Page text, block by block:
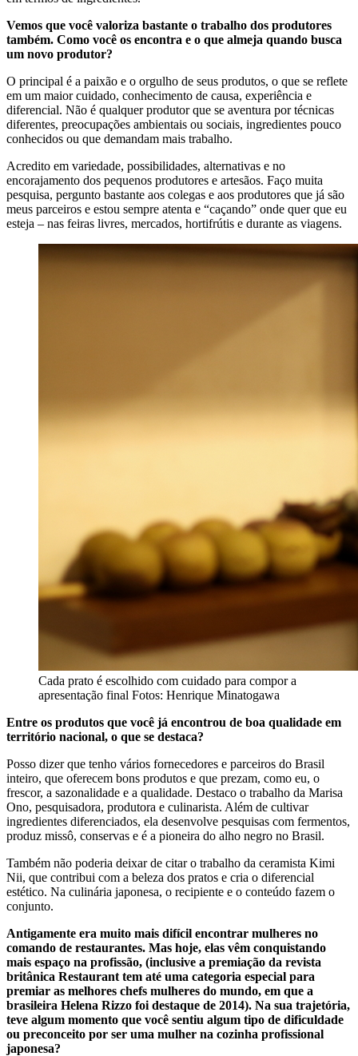
Vemos que você valoriza bastante o trabalho dos produtores
também. Como você os encontra e o que almeja quando busca
um novo produtor?
O principal é a paixão e o orgulho de seus produtos, o que se reflete
em um maior cuidado, conhecimento de causa, experiência e
diferencial. Não é qualquer produtor que se aventura por técnicas
diferentes, preocupações ambientais ou sociais, ingredientes pouco
conhecidos ou que demandam mais trabalho.
Acredito em variedade, possibilidades, alternativas e no
encorajamento dos pequenos produtores e artesãos. Faço muita
pesquisa, pergunto bastante aos colegas e aos produtores que já são
meus parceiros e estou sempre atenta e “caçando” onde quer que eu
esteja – nas feiras livres, mercados, hortifrútis e durante as viagens.
Cada prato é escolhido com cuidado para compor a
apresentação final Fotos: Henrique Minatogawa
Entre os produtos que você já encontrou de boa qualidade em
território nacional, o que se destaca?
Posso dizer que tenho vários fornecedores e parceiros do Brasil
inteiro, que oferecem bons produtos e que prezam, como eu, o
frescor, a sazonalidade e a qualidade. Destaco o trabalho da Marisa
Ono, pesquisadora, produtora e culinarista. Além de cultivar
ingredientes diferenciados, ela desenvolve pesquisas com fermentos,
produz missô, conservas e é a pioneira do alho negro no Brasil.
Também não poderia deixar de citar o trabalho da ceramista Kimi
Nii, que contribui com a beleza dos pratos e cria o diferencial
estético. Na culinária japonesa, o recipiente e o conteúdo fazem o
conjunto.
Antigamente era muito mais difícil encontrar mulheres no
comando de restaurantes. Mas hoje, elas vêm conquistando
mais espaço na profissão, (inclusive a premiação da revista
britânica Restaurant tem até uma categoria especial para
premiar as melhores chefs mulheres do mundo, em que a
brasileira Helena Rizzo foi destaque de 2014). Na sua trajetória,
teve algum momento que você sentiu algum tipo de dificuldade
ou preconceito por ser uma mulher na cozinha profissional
japonesa?